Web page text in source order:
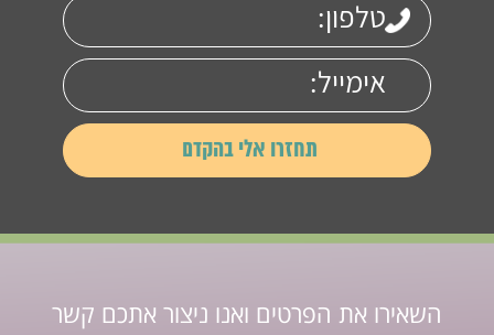
השאירו את הפרטים ואנו ניצור אתכם קשר